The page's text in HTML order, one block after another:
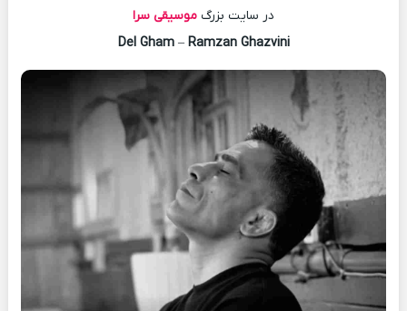
در سایت بزرگ موسیقی سرا
Del Gham– Ramzan Ghazvini